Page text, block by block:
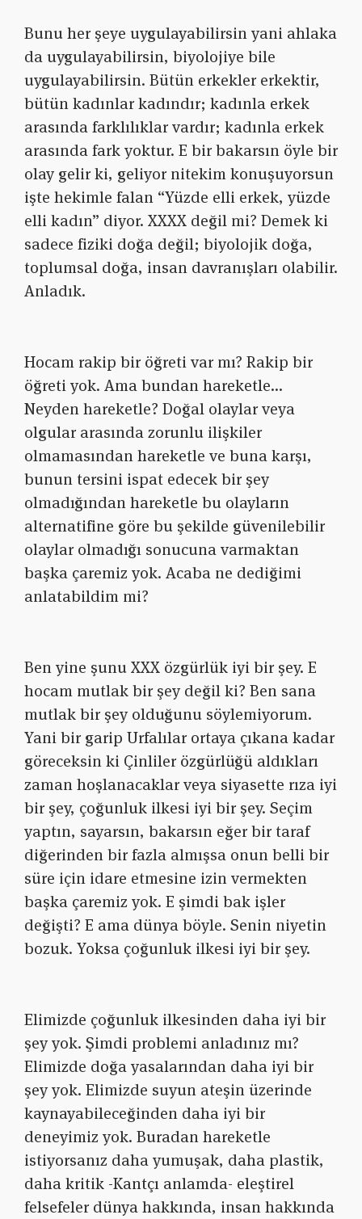
Bunu her şeye uygulayabilirsin yani ahlaka
da uygulayabilirsin, biyolojiye bile
uygulayabilirsin. Bütün erkekler erkektir,
bütün kadınlar kadındır; kadınla erkek
arasında farklılıklar vardır; kadınla erkek
arasında fark yoktur. E bir bakarsın öyle bir
olay gelir ki, geliyor nitekim konuşuyorsun
işte hekimle falan “Yüzde elli erkek, yüzde
elli kadın” diyor. XXXX değil mi? Demek ki
sadece fiziki doğa değil; biyolojik doğa,
toplumsal doğa, insan davranışları olabilir.
Anladık.
Hocam rakip bir öğreti var mı? Rakip bir
öğreti yok. Ama bundan hareketle…
Neyden hareketle? Doğal olaylar veya
olgular arasında zorunlu ilişkiler
olmamasından hareketle ve buna karşı,
bunun tersini ispat edecek bir şey
olmadığından hareketle bu olayların
alternatifine göre bu şekilde güvenilebilir
olaylar olmadığı sonucuna varmaktan
başka çaremiz yok. Acaba ne dediğimi
anlatabildim mi?
Ben yine şunu XXX özgürlük iyi bir şey. E
hocam mutlak bir şey değil ki? Ben sana
mutlak bir şey olduğunu söylemiyorum.
Yani bir garip Urfalılar ortaya çıkana kadar
göreceksin ki Çinliler özgürlüğü aldıkları
zaman hoşlanacaklar veya siyasette rıza iyi
bir şey, çoğunluk ilkesi iyi bir şey. Seçim
yaptın, sayarsın, bakarsın eğer bir taraf
diğerinden bir fazla almışsa onun belli bir
süre için idare etmesine izin vermekten
başka çaremiz yok. E şimdi bak işler
değişti? E ama dünya böyle. Senin niyetin
bozuk. Yoksa çoğunluk ilkesi iyi bir şey.
Elimizde çoğunluk ilkesinden daha iyi bir
şey yok. Şimdi problemi anladınız mı?
Elimizde doğa yasalarından daha iyi bir
şey yok. Elimizde suyun ateşin üzerinde
kaynayabileceğinden daha iyi bir
deneyimiz yok. Buradan hareketle
istiyorsanız daha yumuşak, daha plastik,
daha kritik -Kantçı anlamda- eleştirel
felsefeler dünya hakkında, insan hakkında